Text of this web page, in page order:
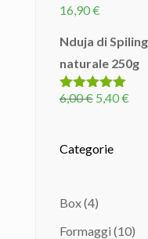
6,00 €.
Valutato
16,90€
Nduja di
naturale 250g
Valutato
6,00€ Il
5,40€Il
Categorie
Box 44
prodotti
Formaggi 1010